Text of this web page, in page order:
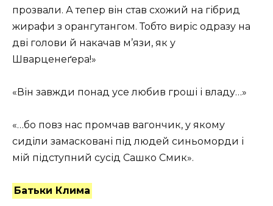
прозвали. А тепер він став схожий на гібрид
жирафи з орангутангом. Тобто виріс одразу на
дві голови й накачав м’язи, як у
Шварценеґера!»
«Він завжди понад усе любив гроші і владу…»
«…бо повз нас промчав вагончик, у якому
сиділи замасковані під людей синьоморди і
мій підступний сусід Сашко Смик».
Батьки Клима